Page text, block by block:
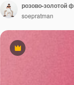
Премиум
розово-золотой
soepratman